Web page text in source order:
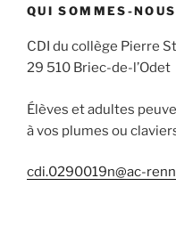
QUI SOMMES-
CDI du collège Pierre
29 510 Briec-de-l’Odet
Élèves et adultes
à vos plumes ou
cdi.0290019n@ac-